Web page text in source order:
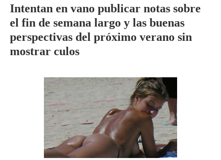
Intentan en vano publicar notas sobre
el fin de semana largo y las buenas
perspectivas del próximo verano sin
mostrar culos